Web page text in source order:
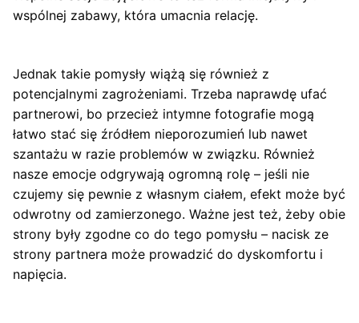
wspólnej zabawy, która umacnia relację.
Jednak takie pomysły wiążą się również z
potencjalnymi zagrożeniami. Trzeba naprawdę ufać
partnerowi, bo przecież intymne fotografie mogą
łatwo stać się źródłem nieporozumień lub nawet
szantażu w razie problemów w związku. Również
nasze emocje odgrywają ogromną rolę – jeśli nie
czujemy się pewnie z własnym ciałem, efekt może być
odwrotny od zamierzonego. Ważne jest też, żeby obie
strony były zgodne co do tego pomysłu – nacisk ze
strony partnera może prowadzić do dyskomfortu i
napięcia.